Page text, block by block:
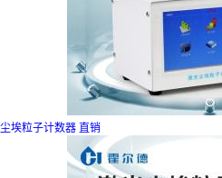
尘埃粒子计数器 直销